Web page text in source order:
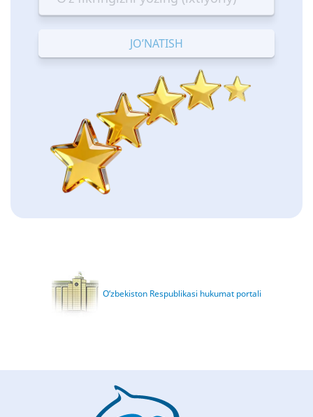
Terrible
—
Bad
—
OK
—
Good
—
Excellent
O‘zbekiston Respublikasi hukumat portali